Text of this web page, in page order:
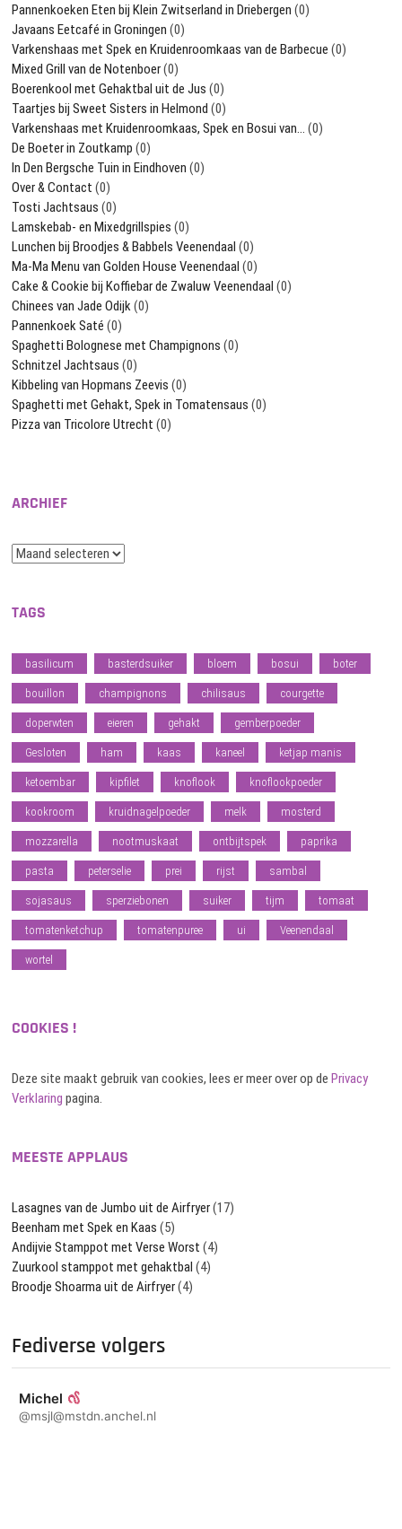
Pannenkoeken Eten bij Klein Zwitserland in Driebergen (0)
Javaans Eetcafé in Groningen (0)
Varkenshaas met Spek en Kruidenroomkaas van de Barbecue (0)
Mixed Grill van de Notenboer(0)
Boerenkool met Gehaktbal uit de Jus (0)
Taartjes bij Sweet Sisters in Helmond (0)
Varkenshaas met Kruidenroomkaas, Spek en Bosui van… (0)
De Boeter in Zoutkamp (0)
In Den Bergsche Tuin in Eindhoven (0)
Over & Contact (0)
Tosti Jachtsaus (0)
Lamskebab- en Mixedgrillspies (0)
Lunchen bij Broodjes & Babbels Veenendaal (0)
Ma-Ma Menu van Golden House Veenendaal (0)
Cake & Cookie bij Koffiebar de Zwaluw Veenendaal (0)
Chinees van Jade Odijk(0)
Pannenkoek Saté (0)
Spaghetti Bolognese met Champignons (0)
Schnitzel Jachtsaus (0)
Kibbeling van Hopmans Zeevis (0)
Spaghetti met Gehakt, Spek in Tomatensaus (0)
Pizza van Tricolore Utrecht (0)
ARCHIEF
Archief
TAGS
basilicum basterdsuiker bloem bosui boter
bouillon champignons chilisaus courgette
doperwten eieren gehakt gemberpoeder
Gesloten ham kaas kaneel ketjap manis
ketoembar kipfilet knoflook knoflookpoeder
kookroom kruidnagelpoeder melk mosterd
mozzarella nootmuskaat ontbijtspek paprika
pasta peterselie prei rijst sambal
sojasaus sperziebonen suiker tijm tomaat
tomatenketchup tomatenpuree ui Veenendaal
wortel
COOKIES !
Deze site maakt gebruik van cookies, lees er meer over op dePrivacy
Verklaring pagina.
MEESTE APPLAUS
Lasagnes van de Jumbo uit de Airfryer(17)
Beenham met Spek en Kaas (5)
Andijvie Stamppot met Verse Worst (4)
Zuurkool stamppot met gehaktbal (4)
Broodje Shoarma uit de Airfryer(4)
Fediverse volgers
Michel
@msjl@mstdn.anchel.nl